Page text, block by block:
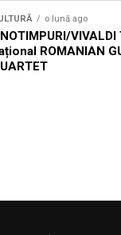
o lună ago
VIVALDI
ROMANIAN